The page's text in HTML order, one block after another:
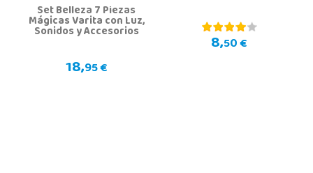
Set Belleza 7 Piezas
Mágicas Varita con Luz,
Sonidos y Accesorios
18,95 €
8,50 €